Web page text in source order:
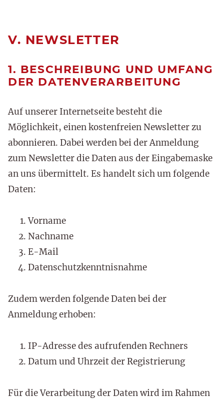
V. NEWSLETTER
1. BESCHREIBUNG UND UMFANG
DER DATENVERARBEITUNG
Auf unserer Internetseite besteht die
Möglichkeit, einen kostenfreien Newsletter zu
abonnieren. Dabei werden bei der Anmeldung
zum Newsletter die Daten aus der Eingabemaske
an uns übermittelt. Es handelt sich um folgende
Daten:
Vorname
Nachname
E-Mail
Datenschutzkenntnisnahme
Zudem werden folgende Daten bei der
Anmeldung erhoben:
IP-Adresse des aufrufenden Rechners
Datum und Uhrzeit der Registrierung
Für die Verarbeitung der Daten wird im Rahmen